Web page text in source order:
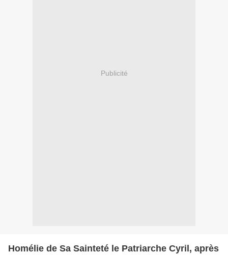
Publicité
Homélie de Sa Sainteté le Patriarche Cyril, après